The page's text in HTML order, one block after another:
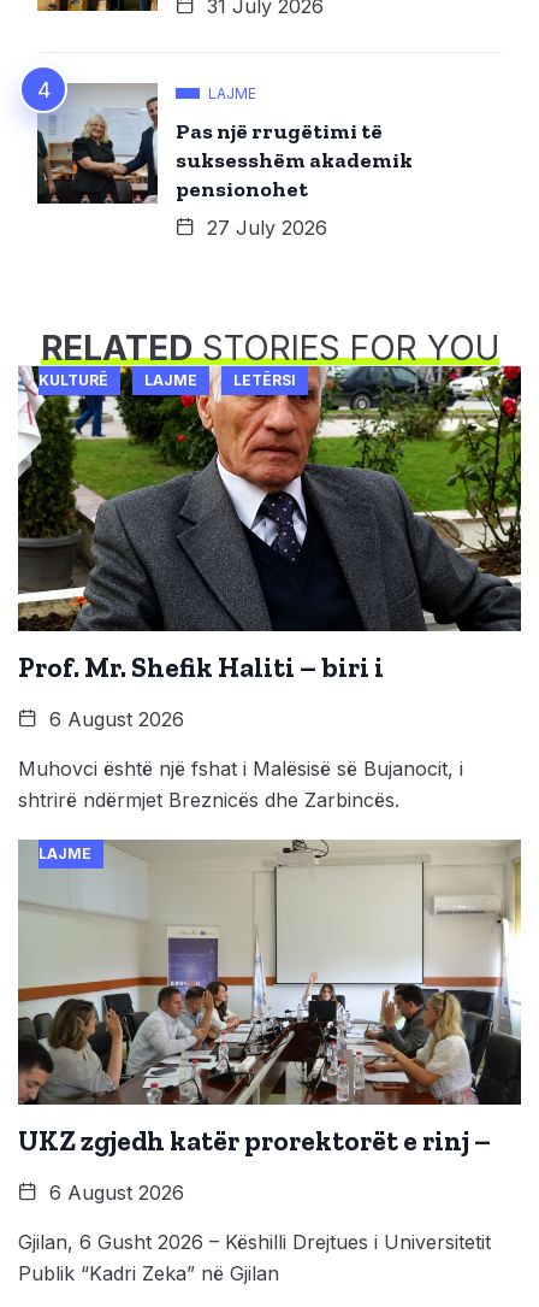
31 July 2026
LAJME
Pas një rrugëtimi të
suksesshëm akademik
pensionohet
27 July 2026
RELATEDSTORIES FOR YOU
KULTURË LAJME LETËRSI
Prof. Mr. Shefik Haliti – biri i
6 August 2026
Muhovci është një fshat i Malësisë së Bujanocit, i
shtrirë ndërmjet Breznicës dhe Zarbincës.
LAJME
UKZ zgjedh katër prorektorët e rinj –
6 August 2026
Gjilan, 6 Gusht 2026 – Këshilli Drejtues i Universitetit
Publik “Kadri Zeka” në Gjilan